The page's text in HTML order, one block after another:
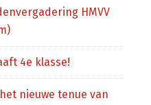
HMVV
4e klasse!
nieuwe tenue van